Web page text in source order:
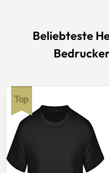
Beliebteste